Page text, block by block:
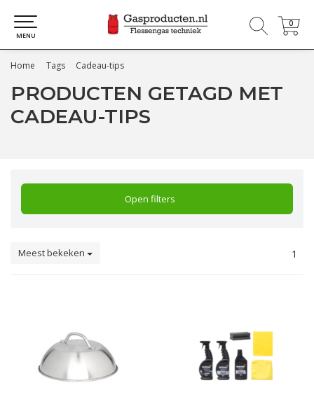
0
0
MENU
Home Tags Cadeau-tips
PRODUCTEN GETAGD MET
CADEAU-TIPS
Open filters
Meest bekeken 1